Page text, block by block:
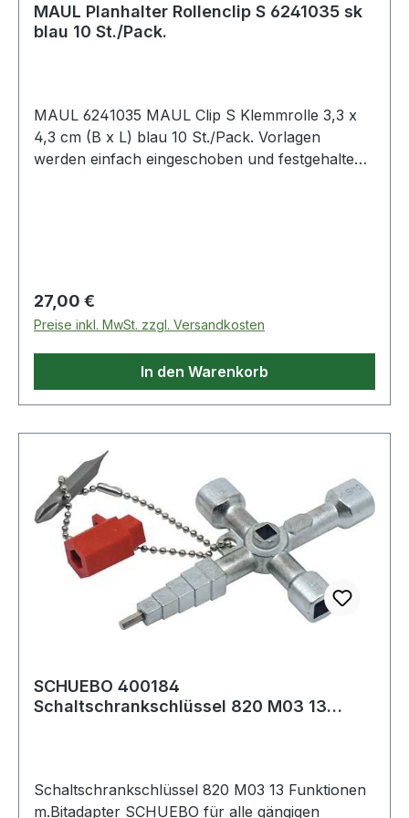
MAUL Planhalter Rollenclip S 6241035 sk
blau 10 St./Pack.
MAUL 6241035 MAUL Clip S Klemmrolle 3,3 x
4,3 cm (B x L) blau 10 St./Pack. Vorlagen
werden einfach eingeschoben und festgehalten -
oder Poster. Im Büro · in der Werkstatt und im
Betrieb. Können nicht verloren gehen · im
Gegensatz zu Magneten. Bedingt geeignet für
Rauputz oder Raufaser-Tapete mit grobkörniger
Struktur. Untergrund muss sauber und staubfrei
sein.
Regulärer Preis:
27,00 €
Preise inkl. MwSt. zzgl. Versandkosten
In den Warenkorb
SCHUEBO 400184
Schaltschrankschlüssel 820 M03 13
Schaltschrankschlüssel 820 M03 13 Funktionen
m.Bitadapter SCHUEBO für alle gängigen